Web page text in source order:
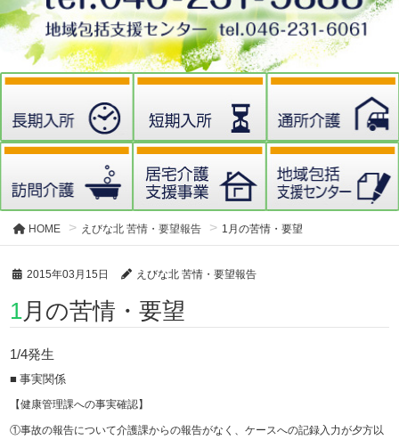
HOME えびな北 苦情・要望報告 1月の苦情・要望
2015年03月15日 えびな北 苦情・要望報告
1月の苦情・要望
1/4発生
■ 事実関係
【健康管理課への事実確認】
①事故の報告について介護課からの報告がなく、ケースへの記録入力が夕方以